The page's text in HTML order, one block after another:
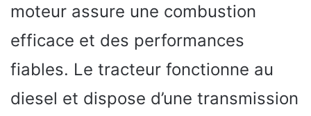
moteur assure une combustion
efficace et des performances
fiables. Le tracteur fonctionne au
diesel et dispose d’une transmission